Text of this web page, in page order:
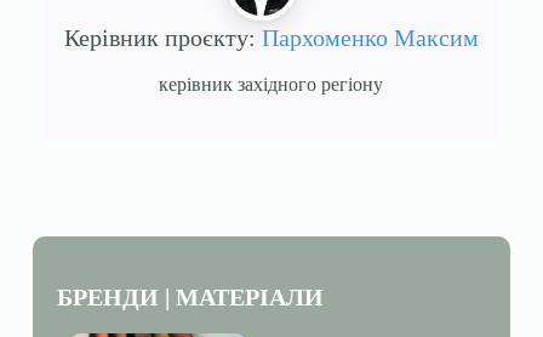
Керівник проєкту: Пархоменко Максим
керівник західного регіону
БРЕНДИ | МАТЕРІАЛИ